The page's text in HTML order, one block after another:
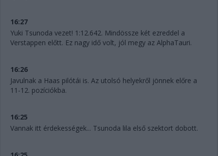
16:27
Yuki Tsunoda vezet! 1:12.642. Mindössze két ezreddel a
Verstappen előtt. Ez nagy idő volt, jól megy az AlphaTauri.
16:26
Javulnak a Haas pilótái is. Az utolsó helyekről jönnek előre a
11-12. pozíciókba.
16:25
Vannak itt érdekességek... Tsunoda lila első szektort dobott.